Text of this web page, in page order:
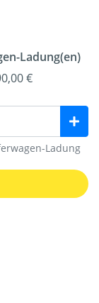
Ladung(en)
€
Ladung